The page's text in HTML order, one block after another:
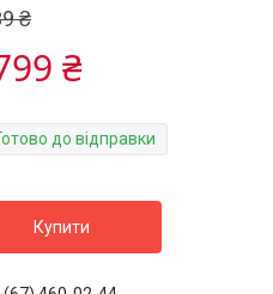
₴
₴
до відправки
Купити